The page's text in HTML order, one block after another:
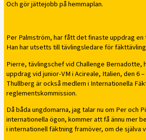
Och gör jättejobb på hemmaplan.
Per Palmström, har fått det finaste uppdrag en
Han har utsetts till tävlingsledare för
Pierre, tävlingschef vid Challenge Bernadotte,
uppdrag vid junior-VM i Acireale, Italien, den 6
Thullberg är också medlem i Internationella
reglementskommission.
Då båda ungdomarna, jag talar nu om Per och
internationella ögon, kommer att få ännu mer
i internationell fäktning framöver, om de själva